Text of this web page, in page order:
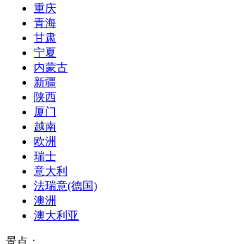
重庆
青海
甘肃
宁夏
内蒙古
新疆
陕西
厦门
越南
欧洲
瑞士
意大利
法瑞意(德国)
澳洲
澳大利亚
景点：